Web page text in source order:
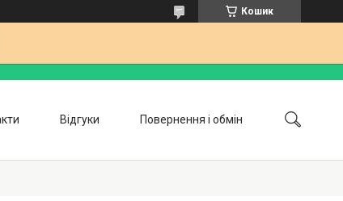
Кошик
Відгуки Повернення і обмін